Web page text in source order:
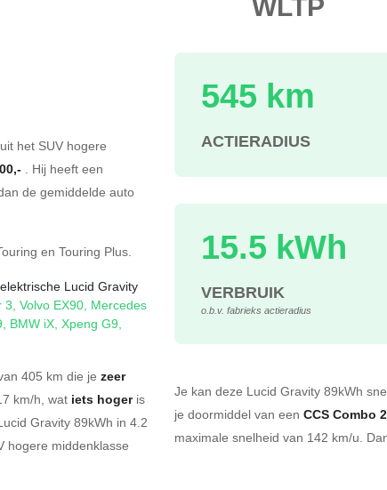
het SUV hogere
. Hij heeft een
de gemiddelde auto
en Touring Plus.
Lucid Gravity
3, Volvo EX90, Mercedes
, BMW iX, Xpeng G9,
405 km die je zeer
km/h, wat iets hogeris
Gravity 89kWh in 4.2
hogere middenklasse
545 km
ACTIERADIUS
15.5 kWh
VERBRUIK
o.b.v. fabrieks actieradius
Je kan deze Lucid Gravity 89kWh
je doormiddel van een CCS Combo 2
maximale snelheid van 142 km/u.